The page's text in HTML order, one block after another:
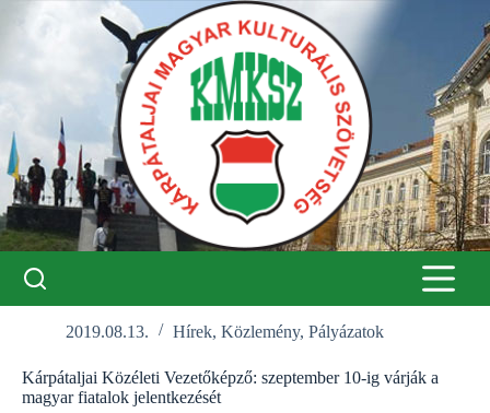
2019.08.13. Hírek, Közlemény, Pályázatok
Kárpátaljai Közéleti Vezetőképző: szeptember 10-ig várják a
magyar fiatalok jelentkezését